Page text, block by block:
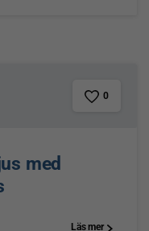
0
med
Läs mer